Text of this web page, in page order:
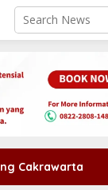
Cakrawarta